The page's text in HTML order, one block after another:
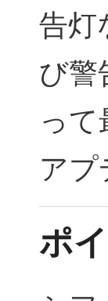
告灯
び警
っ
アプ
ポ